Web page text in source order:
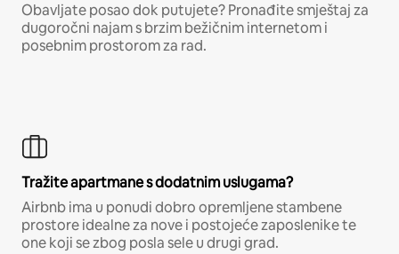
Obavljate posao dok putujete? Pronađite smještaj za
dugoročni najam s brzim bežičnim internetom i
posebnim prostorom za rad.
Tražite apartmane s dodatnim uslugama?
Airbnb ima u ponudi dobro opremljene stambene
prostore idealne za nove i postojeće zaposlenike te
one koji se zbog posla sele u drugi grad.